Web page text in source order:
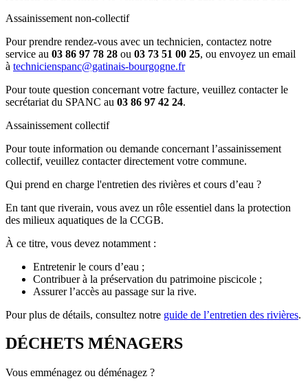
Assainissement non-collectif
Pour prendre rendez-vous avec un technicien, contactez notre
service au 03 86 97 78 28 ou 03 73 51 00 25, ou envoyez un email
à technicienspanc@gatinais-bourgogne.fr
Pour toute question concernant votre facture, veuillez contacter le
secrétariat du SPANC au 03 86 97 42 24.
Assainissement collectif
Pour toute information ou demande concernant l’assainissement
collectif, veuillez contacter directement votre commune.
Qui prend en charge l'entretien des rivières et cours d’eau ?
En tant que riverain, vous avez un rôle essentiel dans la protection
des milieux aquatiques de la CCGB.
À ce titre, vous devez notamment :
Entretenir le cours d’eau ;
Contribuer à la préservation du patrimoine piscicole ;
Assurer l’accès au passage sur la rive.
Pour plus de détails, consultez notre guide de l’entretien des rivières.
DÉCHETS MÉNAGERS
Vous emménagez ou déménagez ?